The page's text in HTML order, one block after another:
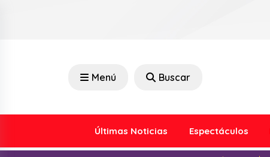
Menú Buscar
Últimas Noticias Espectáculos